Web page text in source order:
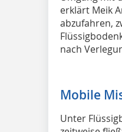
erklärt Meik
abzufahren,
nach
Mobile
Unter